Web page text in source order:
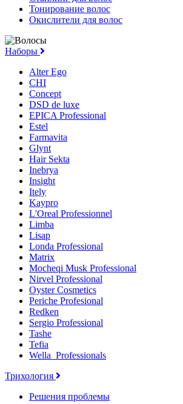
Тонирование волос
Окислители для волос
Наборы
Alter Ego
CHI
Concept
DSD de luxe
EPICA Professional
Estel
Farmavita
Glynt
Hair Sekta
Inebrya
Insight
Itely
Kaypro
L'Oreal Professionnel
Limba
Lisap
Londa Professional
Matrix
Mocheqi Musk Professional
Nirvel Professional
Oyster Cosmetics
Periche Profesional
Redken
Sergio Professional
Tashe
Tefia
Wella_Professionals
Трихология
Решения проблемы